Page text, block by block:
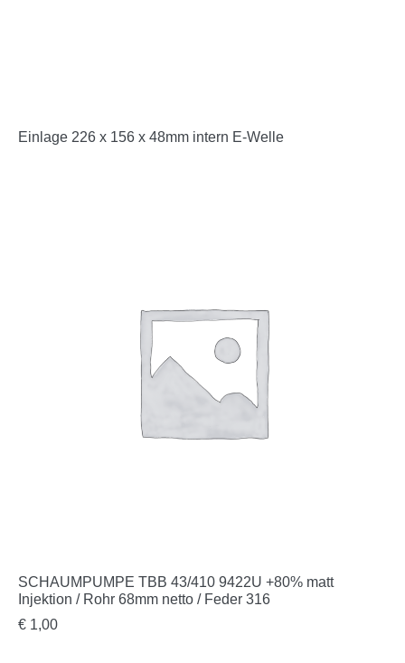
Einlage 226 x 156 x 48mm intern E-Welle
SCHAUMPUMPE TBB 43/410 9422U +80% matt
Injektion / Rohr 68mm netto / Feder 316
€ 1,00